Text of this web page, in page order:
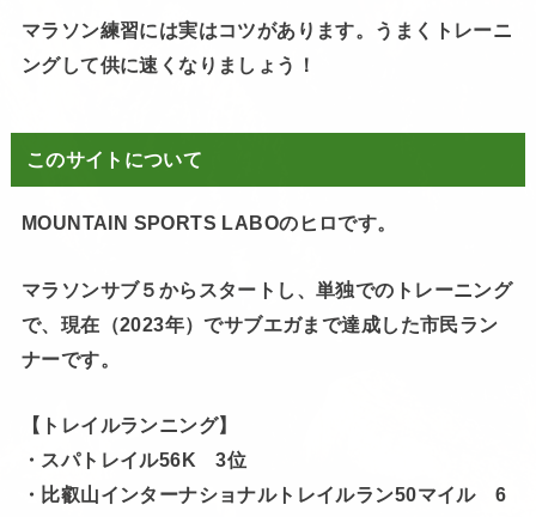
マラソン練習には実はコツがあります。うまくトレーニ
ングして供に速くなりましょう！
このサイトについて
MOUNTAIN SPORTS LABOのヒロです。
マラソンサブ５からスタートし、単独でのトレーニング
で、現在（2023年）でサブエガまで達成した市民ラン
ナーです。
【トレイルランニング】
・スパトレイル56K 3位
・比叡山インターナショナルトレイルラン50マイル 6